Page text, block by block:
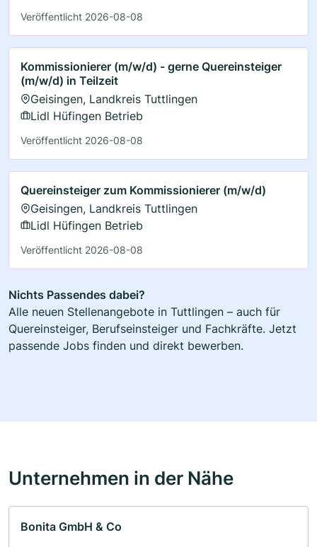
Veröffentlicht 2026-08-08
Kommissionierer (m/w/d) - gerne Quereinsteiger
(m/w/d) in Teilzeit
Geisingen, Landkreis Tuttlingen
Lidl Hüfingen Betrieb
Veröffentlicht 2026-08-08
Quereinsteiger zum Kommissionierer (m/w/d)
Geisingen, Landkreis Tuttlingen
Lidl Hüfingen Betrieb
Veröffentlicht 2026-08-08
Nichts Passendes dabei?
Alle neuen Stellenangebote in Tuttlingen – auch für
Quereinsteiger, Berufseinsteiger und Fachkräfte. Jetzt
passende Jobs finden und direkt bewerben.
Unternehmen in der Nähe
Bonita GmbH & Co